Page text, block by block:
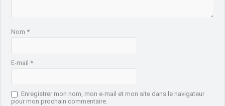
Nom*
E-mail*
Enregistrer mon nom, mon e-mail et mon site dans le navigateur
pour mon prochain commentaire.